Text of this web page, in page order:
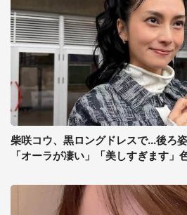
柴咲コウ、黒ロングドレスで...後ろ
「オーラが凄い」「美しすぎます」